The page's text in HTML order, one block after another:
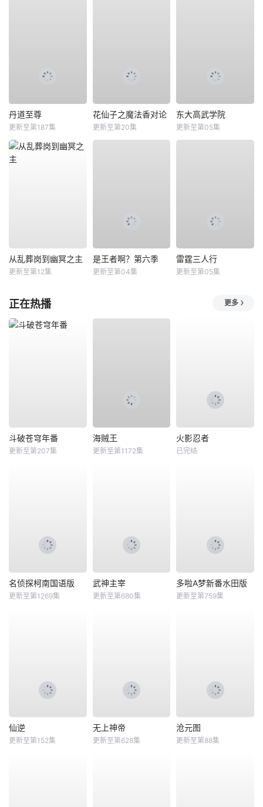
丹道至尊
更新至第187集
花仙子之魔法香对论
更新至第20集
东大高武学院
更新至第05集
从乱葬岗到幽冥之主
更新至第12集
是王者啊？第六季
更新至第04集
雷霆三人行
更新至第05集
正在热播 更多
斗破苍穹年番
更新至第207集
海贼王
更新至第1172集
火影忍者
已完结
名侦探柯南国语版
更新至第1269集
武神主宰
更新至第680集
多啦A梦新番水田版
更新至第759集
仙逆
更新至第152集
无上神帝
更新至第628集
沧元图
更新至第88集